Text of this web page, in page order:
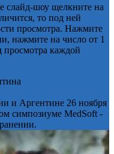
слайд-шоу щелкните на
то под ней
просмотра. Нажмите
нажмите на число от 1
просмотра каждой
и Аргентине 26 ноября
симпозиуме MedSoft -